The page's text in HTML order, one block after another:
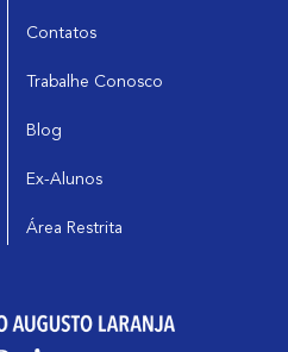
Contatos
Trabalhe Conosco
Blog
Ex-Alunos
Área Restrita